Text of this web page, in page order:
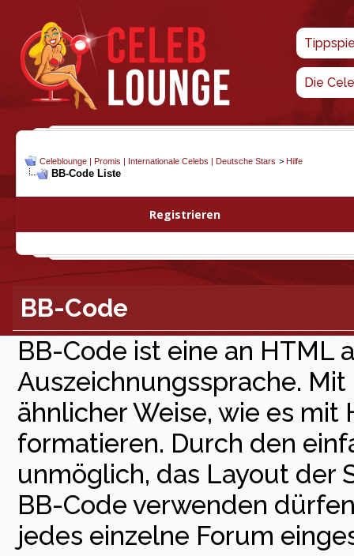
Die
Celeblounge | Promis | Internationale Celebs | Deutsche Stars > Hilfe
BB-Code Liste
Registrieren
BB-Code
BB-Code ist eine an HTML
Auszeichnungssprache.
ähnlicher Weise, wie es mit
formatieren. Durch den
unmöglich, das Layout der
BB-Code verwenden
jedes einzelne Forum